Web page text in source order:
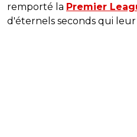
remporté la Premier
d'éternels seconds qui